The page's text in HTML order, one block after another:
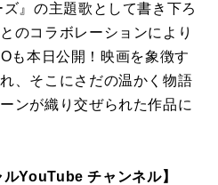
』の主題歌として書き下ろ
のコラボレーションにより
も本日公開！映画を象徴す
、そこにさだの温かく物語
ンが織り交ぜられた作品に
ルYouTube チャンネル】